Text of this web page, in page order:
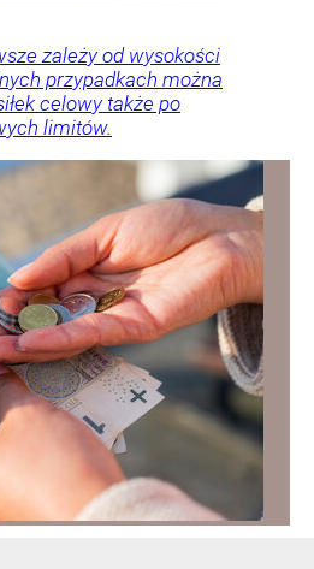
zależy od wysokości
przypadkach można
celowy także po
limitów.